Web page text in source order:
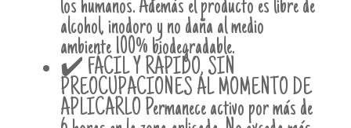
los humanos. Además el producto es libre de
alcohol, inodoro y no daña al medio
ambiente 100% biodegradable.
✔️ FÁCIL Y RÁPIDO, SIN
PREOCUPACIONES AL MOMENTO DE
APLICARLO Permanece activo por más de